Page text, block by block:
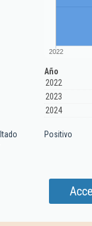
2022
Año
2022
2023
2024
Positivo